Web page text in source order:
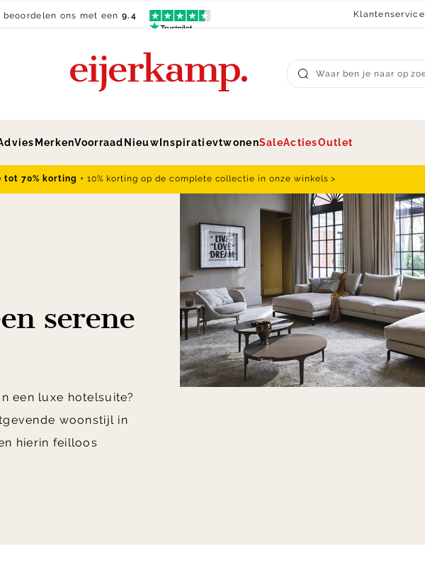
beoordelen ons met een9.4 Klantenservice
Submit search
MerkenVoorraad Nieuw InspiratievtwonenSaleActiesOutlet
tot 70% korting + 10% korting op de complete collectie in onze winkels >
serene
een luxe hotelsuite?
woonstijl in
hierin feilloos